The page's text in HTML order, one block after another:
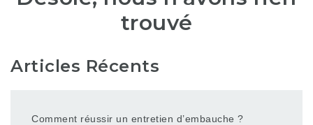
trouvé
Articles Récents
Comment réussir un entretien d’embauche ?